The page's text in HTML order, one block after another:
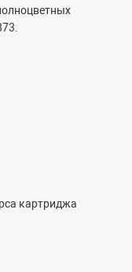
картриджа